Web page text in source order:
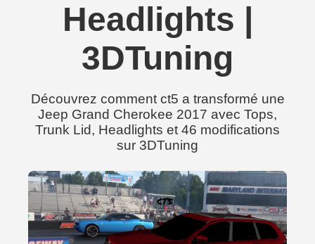
Headlights |
3DTuning
Découvrez comment ct5 a transformé une
Jeep Grand Cherokee 2017 avec Tops,
Trunk Lid, Headlights et 46 modifications
sur 3DTuning